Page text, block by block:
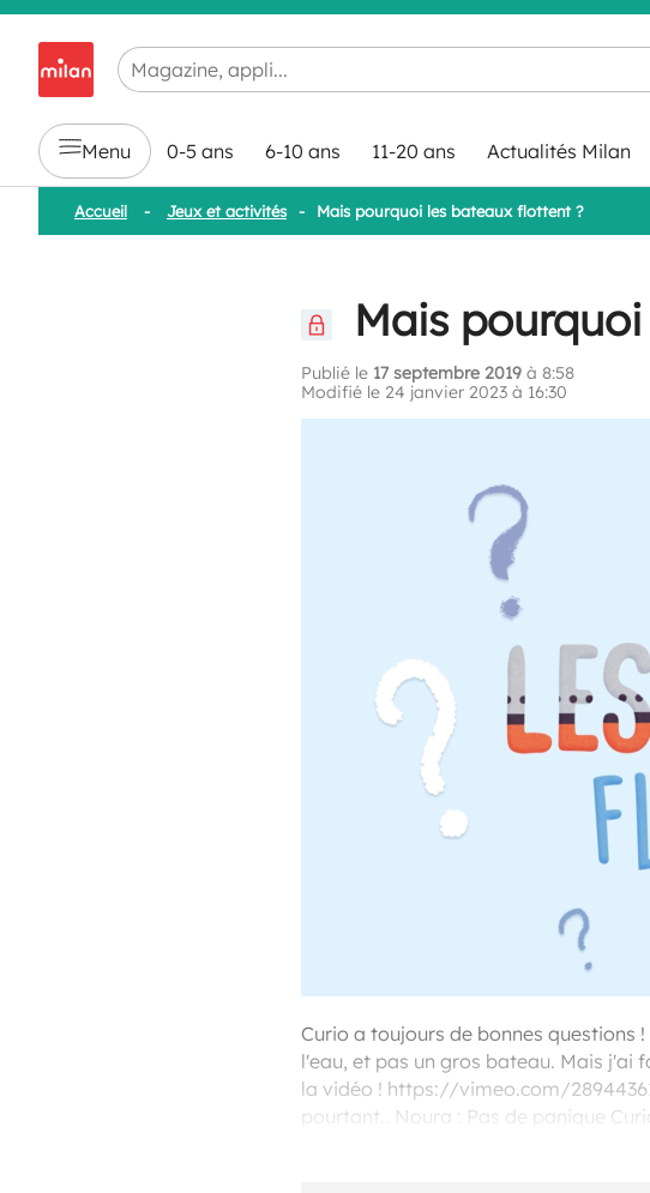
Chargement en cours...
Menu 0-5 ans 6-10 ans 11-20 ans Actualités Milan
Accueil - Jeux et activités - Mais pourquoi les bateaux flottent ?
Mais
Publié le 17 septembre 2019 à 8:58
Modifié le 24 janvier 2023 à 16:30
Curio a toujours de bonnes questions
l'eau, et pas un gros bateau. Mais j'ai
la vidéo ! https://vimeo.com/
pourtant.. Noura : Pas de panique